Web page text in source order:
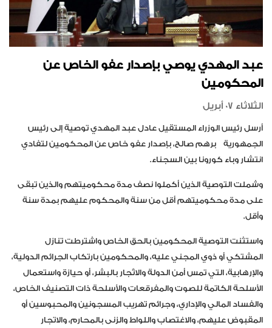
عبد المهدي يوصي بإصدار عفو الخاص عن
المحكومين
الثلاثاء 07 أبريل
أرسل رئيس الوزراء المستقيل عادل عبد المهدي توصية إلى رئيس
الجمهورية برهم صالح، بإصدار عفو خاص عن المحكومين لتفادي
انتشار وباء كورونا بين السجناء.
وشملت التوصية الذين أكملوا نصف مدة محكوميتهم والذين تبقى
على مدة محكوميتهم أقل من سنة والمحكوم عليهم بمدة سنة
وأقل.
واستثنت التوصية المحكومين بالحق الخاص واشترطت تنازل
المشتكي أو ذوي المجني عليه، والمحكومين بارتكاب الجرائم الدولية،
والإرهابية، التي تمس أمن الدولة والاتّجار بالبشر، أو حيازة واستعمال
الأسلحة الكاتمة للصوت والمفرقعات والأسلحة ذات التصنيف الخاص،
والفساد المالي والإداري، وجرائم تهريب المسجونين والمحبوسين أو
المقبوض عليهم، والاغتصاب واللواط والزنى بالمحارم، والاتجار